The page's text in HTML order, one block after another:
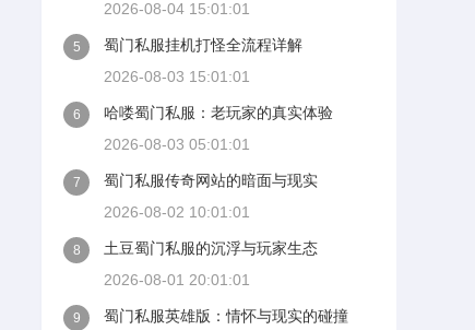
2026-08-04 15:01:01
5
蜀门私服挂机打怪全流程详解
2026-08-03 15:01:01
6
哈喽蜀门私服：老玩家的真实体验
2026-08-03 05:01:01
7
蜀门私服传奇网站的暗面与现实
2026-08-02 10:01:01
8
土豆蜀门私服的沉浮与玩家生态
2026-08-01 20:01:01
9
蜀门私服英雄版：情怀与现实的碰撞